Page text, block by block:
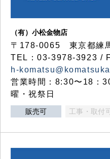
（有）小松金物店
〒178-0065 東京都練
TEL：03-3978-3923 /
h-
営業時間：8:30〜18：
曜・祝祭日
販売可 工事・取付